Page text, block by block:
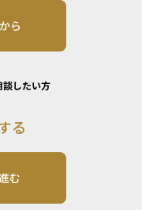
ら
談したい方
る
む